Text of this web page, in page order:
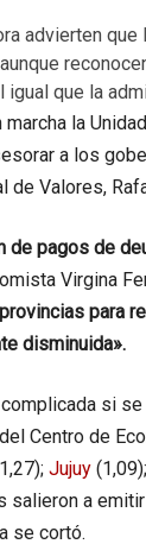
advierten
igual que la
marcha la
a los
de Valores,
de pagos de
Virgina
para
disminuida».
si
Centro de
Jujuy
salieron a
se cortó.